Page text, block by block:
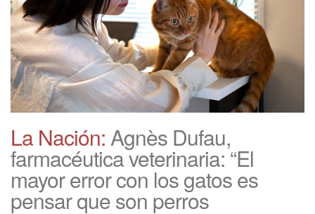
La Nación:Agnès Dufau,
farmacéutica veterinaria: “El
mayor error con los gatos es
pensar que son perros